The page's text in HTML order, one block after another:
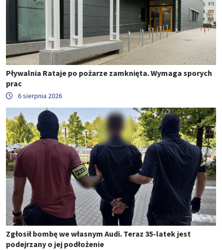
Pływalnia Rataje po pożarze zamknięta. Wymaga sporych
prac
6 sierpnia 2026
Zgłosił bombę we własnym Audi. Teraz 35-latek jest
podejrzany o jej podłożenie